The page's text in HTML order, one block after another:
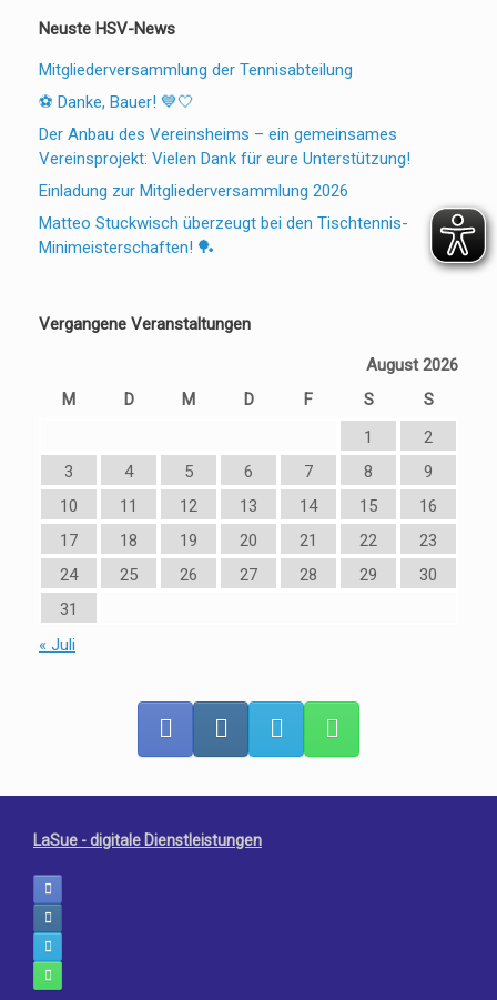
Neuste HSV-News
Mitgliederversammlung der Tennisabteilung
⚽ Danke, Bauer! 💙🤍
Der Anbau des Vereinsheims – ein gemeinsames
Vereinsprojekt: Vielen Dank für eure Unterstützung!
Einladung zur Mitgliederversammlung 2026
Matteo Stuckwisch überzeugt bei den Tischtennis-
Minimeisterschaften! 🏓
Vergangene Veranstaltungen
August 2026
M
D M D F S
S
1
2
3
4 5 6 7 8
9
10
11 12 13 14 15
16
17
18 19 20 21 22
23
24
25 26 27 28 29
30
31
« Juli
LaSue - digitale Dienstleistungen